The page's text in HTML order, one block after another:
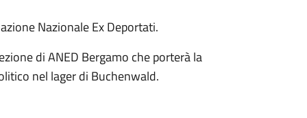
Nazionale Ex Deportati.
di ANED Bergamo che porterà la
nel lager di Buchenwald.